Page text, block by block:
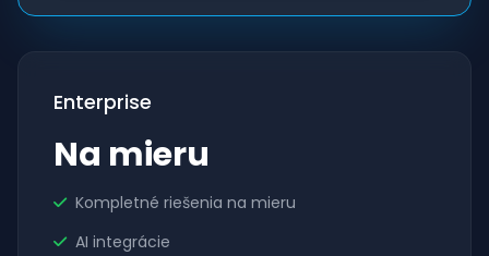
Enterprise
Na mieru
Kompletné riešenia na mieru
AI integrácie